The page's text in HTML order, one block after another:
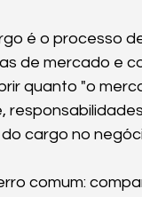
é o processo
de mercado e
quanto "o
cargo no
comum: